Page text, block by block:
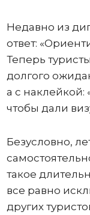
Недавно из
ответ:
Теперь
долгого
а с
чтобы дали
Безусловно,
такое
все равно
других